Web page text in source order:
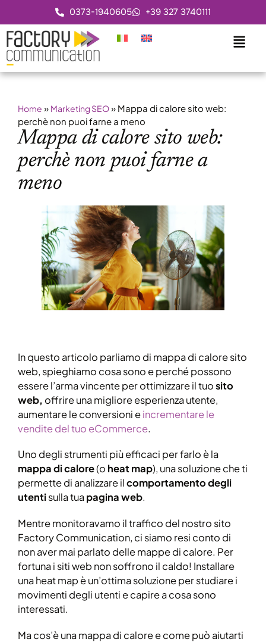
0373-1940605 +39 327 3740111
Home » Marketing SEO» Mappa di calore sito web:
perchè non puoi farne a meno
Mappa di calore sito web:
perchè non puoi farne a
meno
In questo articolo parliamo di mappa di calore sito
web, spieghiamo cosa sono e perché possono
essere l’arma vincente per ottimizzare il tuosito
web, offrire una migliore esperienza utente,
aumentare le conversioni eincrementare le
vendite del tuo eCommerce.
Uno degli strumenti più efficaci per farlo è la
mappa di calore(o heat map), una soluzione che ti
permette di analizzare ilcomportamento degli
utentisulla tuapagina web.
Mentre monitoravamo il traffico del nostro sito
Factory Communication, ci siamo resi conto di
non aver mai parlato delle mappe di calore. Per
fortuna i siti web non soffrono il caldo! Installare
una heat map è un’ottima soluzione per studiare i
movimenti degli utenti e capire a cosa sono
interessati.
Ma cos’è una mappa di calore e come può aiutarti